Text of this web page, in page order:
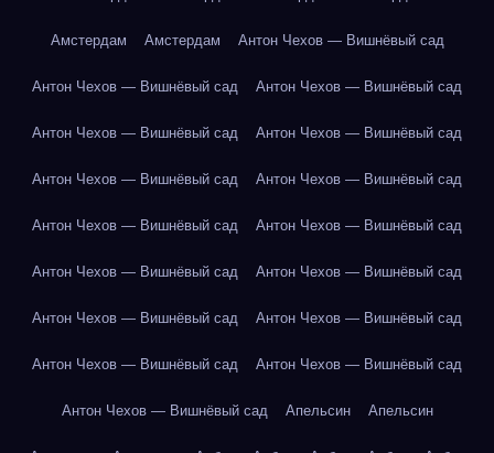
Амстердам Амстердам Антон Чехов — Вишнёвый сад
Антон Чехов — Вишнёвый сад Антон Чехов — Вишнёвый сад
Антон Чехов — Вишнёвый сад Антон Чехов — Вишнёвый сад
Антон Чехов — Вишнёвый сад Антон Чехов — Вишнёвый сад
Антон Чехов — Вишнёвый сад Антон Чехов — Вишнёвый сад
Антон Чехов — Вишнёвый сад Антон Чехов — Вишнёвый сад
Антон Чехов — Вишнёвый сад Антон Чехов — Вишнёвый сад
Антон Чехов — Вишнёвый сад Антон Чехов — Вишнёвый сад
Антон Чехов — Вишнёвый сад Апельсин Апельсин